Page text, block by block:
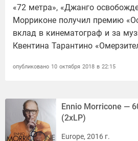
«72 метра», «Джанго
Морриконе получил премию
вклад в кинематограф и за
Квентина Тарантино
опубликовано 10 октября 2018 в 22:15
Ennio Morricone —
(2xLP)
Europe, 2016 г.